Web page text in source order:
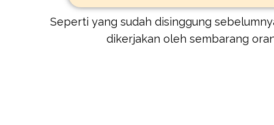
Seperti yang sudah disinggung
dikerjakan oleh sembarang